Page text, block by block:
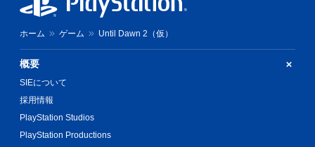
ホーム ゲーム Until Dawn 2（仮）
概要
SIEについて
採用情報
PlayStation Studios
PlayStation Productions